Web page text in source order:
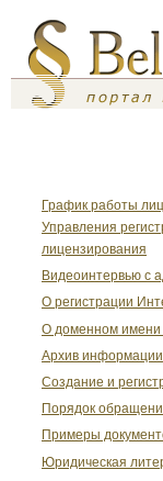
График работы
Управления
лицензирования
Видеоинтервью с
О регистрации
О доменном имени
Архив информации
Создание и
Порядок
Примеры
Юридическая